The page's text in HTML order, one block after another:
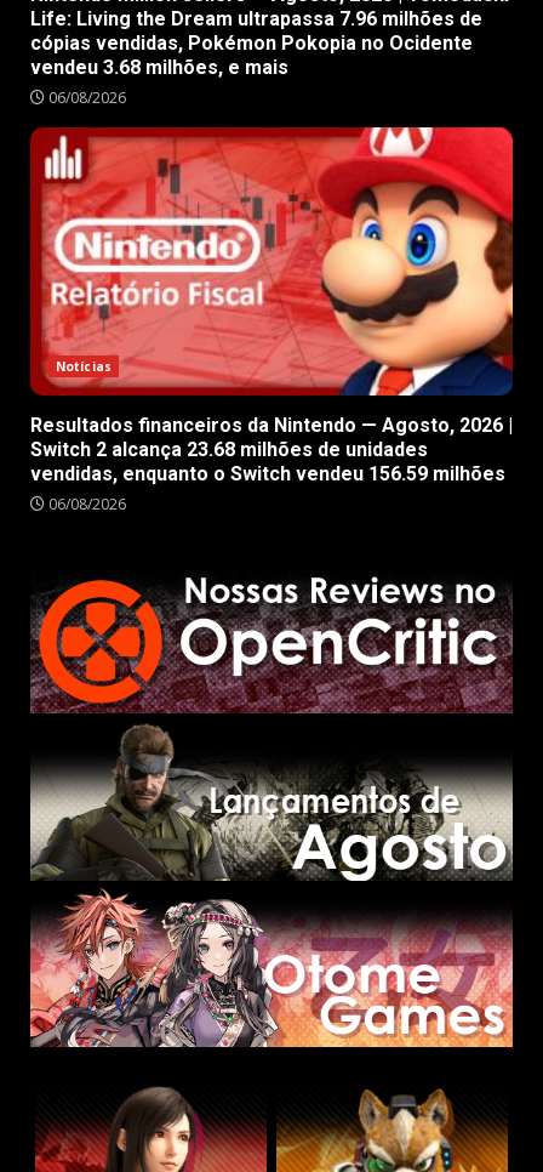
Life: Living the Dream ultrapassa 7.96 milhões de
cópias vendidas, Pokémon Pokopia no Ocidente
vendeu 3.68 milhões, e mais
06/08/2026
Notícias
Resultados financeiros da Nintendo — Agosto, 2026 |
Switch 2 alcança 23.68 milhões de unidades
vendidas, enquanto o Switch vendeu 156.59 milhões
06/08/2026